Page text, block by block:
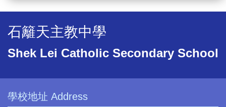
石籬天主教中學
Shek Lei Catholic Secondary School
學校地址 Address